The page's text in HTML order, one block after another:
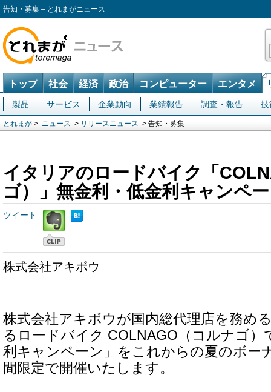
告知・募集 – とれまがニュース
トップ 社会 経済 政治 コンピューター エンタメ
製品 サービス 企業動向 業績報告 調査・報告 技
とれまが > ニュース > リリースニュース > 告知・募集
イタリアのロードバイク「
ゴ）」無金利・低金利キャンペ
ツイート
株式会社アキボウ
株式会社アキボウが国内総代理店を務め
るロードバイク COLNAGO（コルナゴ）
利キャンペーン」をこれからの夏のボー
間限定で開催いたします。